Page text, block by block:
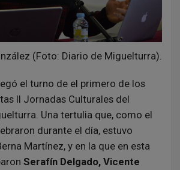
(Foto: Diario de Miguelturra).
el turno de el primero de los
II Jornadas Culturales del
Una tertulia que, como el
durante el día, estuvo
Martínez, y en la que en esta
Serafín Delgado, Vicente